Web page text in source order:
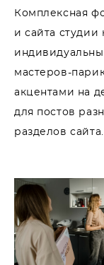
Комплексная
и сайта студии
мастеров-
акцентами на
для постов
разделов сайта.